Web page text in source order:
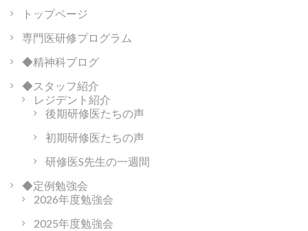
ョ
ン
ジ ジ
トップページ
専門医研修プログラム
◆精神科ブログ
◆スタッフ紹介
レジデント紹介
後期研修医たちの声
初期研修医たちの声
研修医S先生の一週間
◆定例勉強会
2026年度勉強会
2025年度勉強会